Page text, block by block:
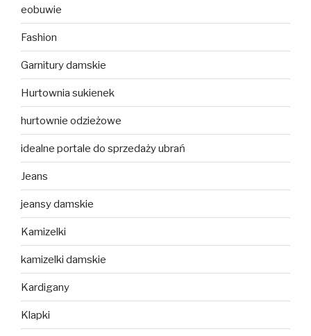
eobuwie
Fashion
Garnitury damskie
Hurtownia sukienek
hurtownie odzieżowe
idealne portale do sprzedaży ubrań
Jeans
jeansy damskie
Kamizelki
kamizelki damskie
Kardigany
Klapki